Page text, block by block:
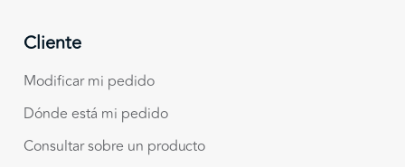
Cliente
Modificar mi pedido
Dónde está mi pedido
Consultar sobre un producto